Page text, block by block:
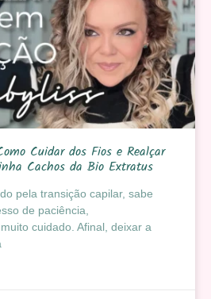
Cuidar dos Fios e Realçar
Cachos da Bio Extratus
pela transição capilar, sabe
de paciência,
cuidado. Afinal, deixar a